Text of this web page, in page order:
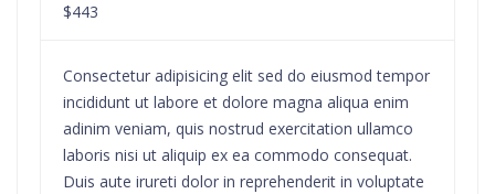
$443
Consectetur adipisicing elit sed do eiusmod tempor
incididunt ut labore et dolore magna aliqua enim
adinim veniam, quis nostrud exercitation ullamco
laboris nisi ut aliquip ex ea commodo consequat.
Duis aute irureti dolor in reprehenderit in voluptate